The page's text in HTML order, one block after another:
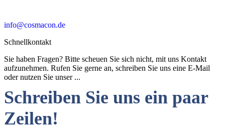
info@cosmacon.de
Schnellkontakt
Sie haben Fragen? Bitte scheuen Sie sich nicht, mit uns Kontakt
aufzunehmen. Rufen Sie gerne an, schreiben Sie uns eine E-Mail
oder nutzen Sie unser ...
Schreiben Sie uns ein paar
Zeilen!